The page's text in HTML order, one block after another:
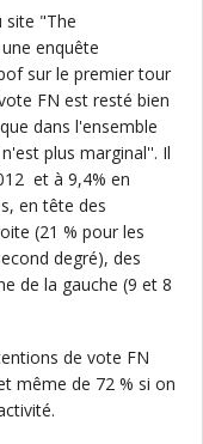
site "The
enquête
sur le premier tour
FN est resté bien
dans l'ensemble
plus marginal''. Il
et à 9,4% en
en tête des
(21 % pour les
degré), des
de la gauche (9 et 8
de vote FN
même de 72 % si on